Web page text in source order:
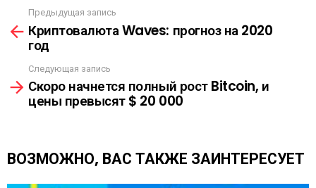
Ы
Л
К
А
м
е
щ
Предыдущая запись
Криптовалюта Waves: прогноз на 2020
год
Следующая запись
Скоро начнется полный рост Bitcoin, и
цены превысят $ 20 000
ВОЗМОЖНО, ВАС ТАКЖЕ ЗАИНТЕРЕСУЕТ